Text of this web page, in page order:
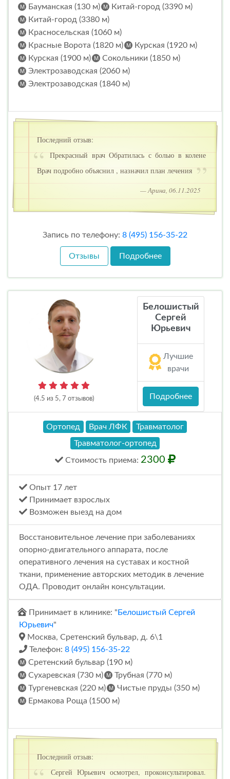
Бауманская (130 м)
Китай-город (3390 м)
Китай-город (3380 м)
Красносельская (1060 м)
Красные Ворота (1820 м)
Курская (1920 м)
Курская (1900 м)
Сокольники (1850 м)
Электрозаводская (2060 м)
Электрозаводская (1840 м)
Последний отзыв:
Прекрасный врач Обратилась с болью в колене
Врач подробно объяснил , назначил план лечения
— Арина, 06.11.2025
Запись по телефону: 8 (495) 156-35-22
Отзывы Подробнее
(4.5 из 5, 7 отзывов)
Белошистый
Сергей
Юрьевич
Лучшие
врачи
Подробнее
Ортопед Врач ЛФК
Травматолог
Травматолог-ортопед
Стоимость приема: 2300
Опыт 17 лет
Принимает взрослых
Возможен выезд на дом
Восстановительное лечение при заболеваниях
опорно-двигательного аппарата, после
оперативного лечения на суставах и костной
ткани, применение авторских методик в лечение
ОДА. Проводит онлайн консультации.
Принимает в клинике: " Белошистый Сергей
Юрьевич"
Москва, Сретенский бульвар, д. 6\1
Телефон: 8 (495) 156-35-22
Сретенский бульвар (190 м)
Сухаревская (730 м)
Трубная (770 м)
Тургеневская (220 м)
Чистые пруды (350 м)
Ермакова Роща (1500 м)
Последний отзыв:
Сергей Юрьевич осмотрел, проконсультировал.